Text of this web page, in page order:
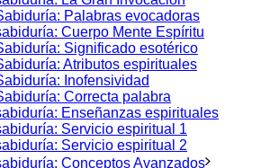
Palabras evocadoras
Cuerpo Mente Espíritu
Significado esotérico
Atributos espirituales
Inofensividad
Correcta palabra
Enseñanzas espirituales
Servicio espiritual 1
Servicio espiritual 2
Conceptos Avanzados